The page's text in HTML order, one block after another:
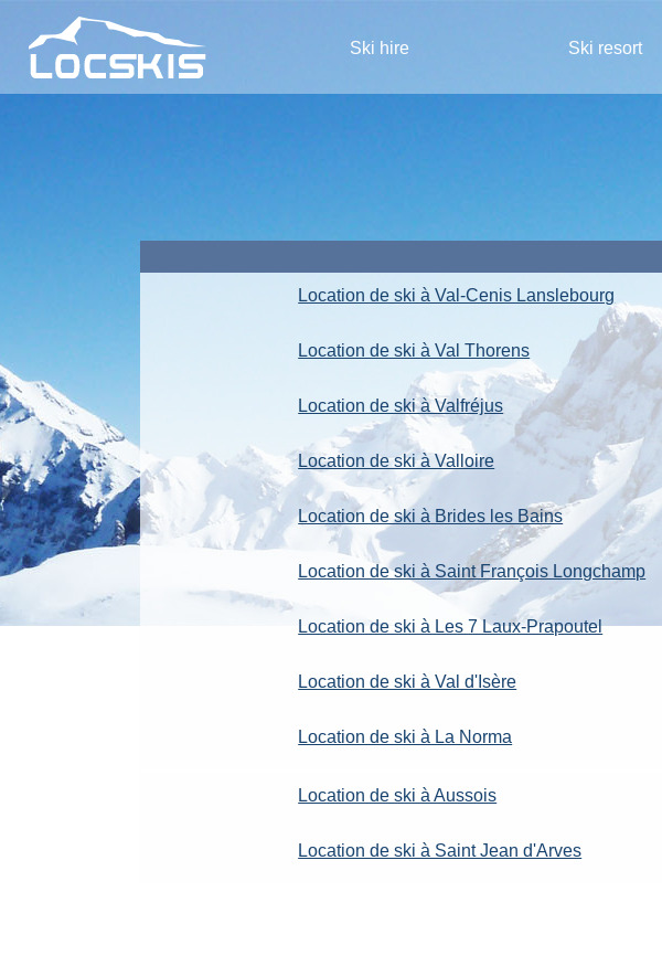
Ski hire Ski resort
Location de ski à Val-Cenis Lanslebourg
Location de ski à Val Thorens
Location de ski à Valfréjus
Location de ski à Valloire
Location de ski à Brides les Bains
Location de ski à Saint François Longchamp
Location de ski à Les 7 Laux-Prapoutel
Location de ski à Val d'Isère
Location de ski à La Norma
Location de ski à Aussois
Location de ski à Saint Jean d'Arves